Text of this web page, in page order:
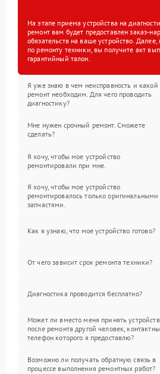
На этапе приема устройства на
ремонт вам будет предоставлен заказ-
обязательств на ваше устройство.
по ремонту техники, вы получите акт
гарантийный талон.
Я уже знаю в чем неисправность и какой
ремонт необходим. Для чего проводить
диагностику?
Мне нужен срочный ремонт. Сможете
сделать?
Я хочу, чтобы мое устройство
ремонтировали при мне.
Я хочу, чтобы мое устройство
ремонтировалось только оригинальными
запчастями.
Как я узнаю, что мое устройство готово?
От чего зависит срок ремонта техники?
Диагностика проводится бесплатно?
Может ли вместо меня принять
после ремонта другой человек,
телефон которого я предоставлю?
Возможно ли получать обратную связь в
процессе выполнения ремонтных работ?